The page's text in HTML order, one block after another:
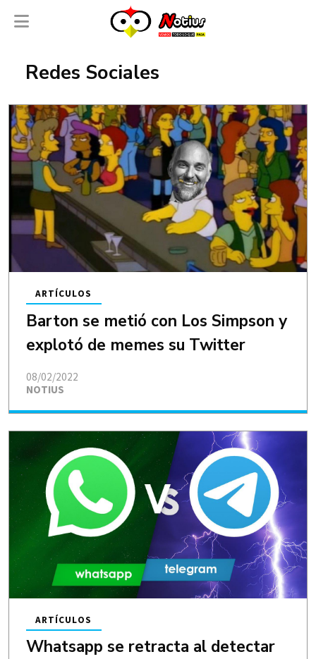
Redes Sociales
Barton se metió con Los Simpson y
explotó de memes su Twitter
NOTIUS
ARTÍCULOS
08/02/2022
Whatsapp se retracta al detectar
ARTÍCULOS